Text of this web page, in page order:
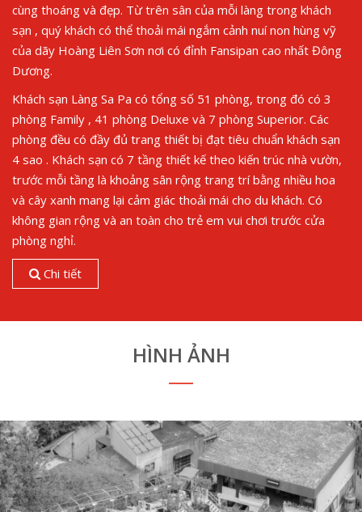
cùng thoáng và đẹp. Từ trên sân của mỗi làng trong khách
sạn , quý khách có thể thoải mái ngắm cảnh nuí non hùng vỹ
của dãy Hoàng Liên Sơn nơi có đỉnh Fansipan cao nhất Đông
Dương.
Khách sạn Làng Sa Pa có tổng số 51 phòng, trong đó có 3
phòng Family , 41 phòng Deluxe và 7 phòng Superior. Các
phòng đều có đầy đủ trang thiết bị đạt tiêu chuẩn khách sạn
4 sao . Khách sạn có 7 tầng thiết kế theo kiến trúc nhà vườn,
trước mỗi tầng là khoảng sân rộng trang trí bằng nhiều hoa
và cây xanh mang lại cảm giác thoải mái cho du khách. Có
không gian rộng và an toàn cho trẻ em vui chơi trước cửa
phòng nghỉ.
Chi tiết
HÌNH ẢNH